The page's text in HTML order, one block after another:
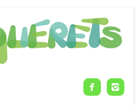
 